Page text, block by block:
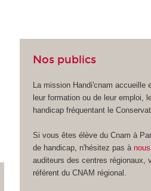
Nos publics
La mission Handi'cnam accueille
leur formation ou de leur emploi,
handicap fréquentant le
Si vous êtes élève du Cnam à
de handicap, n'hésitez pas à
auditeurs des centres régionaux,
référent du CNAM régional.